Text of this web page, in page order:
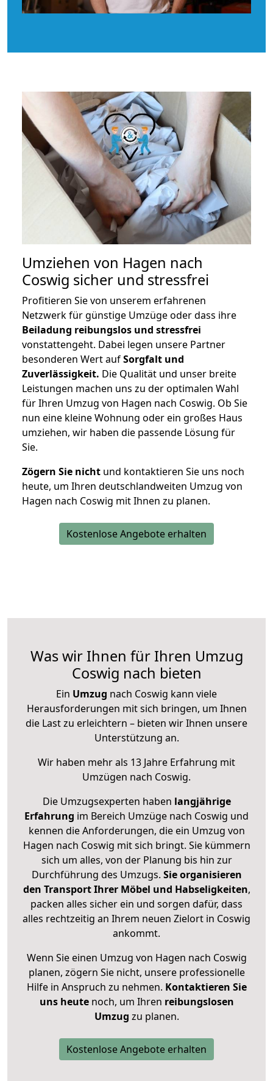
Umziehen von Hagen nach
Coswig sicher und stressfrei
Profitieren Sie von unserem erfahrenen
Netzwerk für günstige Umzüge oder dass ihre
Beiladung reibungslos und stressfrei
vonstattengeht. Dabei legen unsere Partner
besonderen Wert aufSorgfalt und
Zuverlässigkeit. Die Qualität und unser breite
Leistungen machen uns zu der optimalen Wahl
für Ihren Umzug von Hagen nach Coswig. Ob Sie
nun eine kleine Wohnung oder ein großes Haus
umziehen, wir haben die passende Lösung für
Sie.
Zögern Sie nicht und kontaktieren Sie uns noch
heute, um Ihren deutschlandweiten Umzug von
Hagen nach Coswig mit Ihnen zu planen.
Kostenlose Angebote erhalten
Was wir Ihnen für Ihren Umzug
Coswig nach bieten
Ein Umzug nach Coswig kann viele
Herausforderungen mit sich bringen, um Ihnen
die Last zu erleichtern – bieten wir Ihnen unsere
Unterstützung an.
Wir haben mehr als 13 Jahre Erfahrung mit
Umzügen nach Coswig.
Die Umzugsexperten haben langjährige
Erfahrung im Bereich Umzüge nach Coswig und
kennen die Anforderungen, die ein Umzug von
Hagen nach Coswig mit sich bringt. Sie kümmern
sich um alles, von der Planung bis hin zur
Durchführung des Umzugs. Sie organisieren
den Transport Ihrer Möbel und Habseligkeiten,
packen alles sicher ein und sorgen dafür, dass
alles rechtzeitig an Ihrem neuen Zielort in Coswig
ankommt.
Wenn Sie einen Umzug von Hagen nach Coswig
planen, zögern Sie nicht, unsere professionelle
Hilfe in Anspruch zu nehmen. Kontaktieren Sie
uns heutenoch, um Ihren reibungslosen
Umzug zu planen.
Kostenlose Angebote erhalten